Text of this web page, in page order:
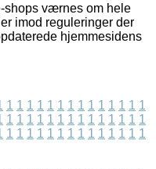
shops værnes om hele
imod reguleringer der
hjemmesidens
1 1 1 1 1 1 1 1 1 1 1 1 1 1
1 1 1 1 1 1 1 1 1 1 1 1 1 1
1 1 1 1 1 1 1 1 1 1 1 1 1 1